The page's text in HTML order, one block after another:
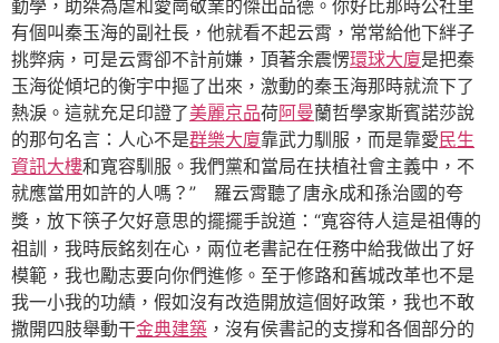
勤學，助桀為虐和愛崗敬業的傑出品德。你好比那時公社里
有個叫秦玉海的副社長，他就看不起云霄，常常給他下絆子
挑弊病，可是云霄卻不計前嫌，頂著余震愣環球大廈是把秦
玉海從傾圮的衡宇中摳了出來，激動的秦玉海那時就流下了
熱淚。這就充足印證了美麗京品荷阿曼蘭哲學家斯賓諾莎說
的那句名言：人心不是群樂大廈靠武力馴服，而是靠愛 民生
資訊大樓和寬容馴服。我們黨和當局在扶植社會主義中，不
就應當用如許的人嗎？” 羅云霄聽了唐永成和孫治國的夸
獎，放下筷子欠好意思的擺擺手說道： “寬容待人這是祖傳的
祖訓，我時辰銘刻在心，兩位老書記在任務中給我做出了好
模範，我也勵志要向你們進修。至于修路和舊城改革也不是
我一小我的功績，假如沒有改造開放這個好政策，我也不敢
撒開四肢舉動干金典建築 ，沒有侯書記的支撐和各個部分的